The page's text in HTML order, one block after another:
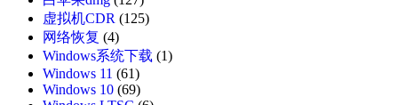
虚拟机CDR (125)
网络恢复 (4)
Windows系统下载 (1)
Windows 11 (61)
Windows 10 (69)